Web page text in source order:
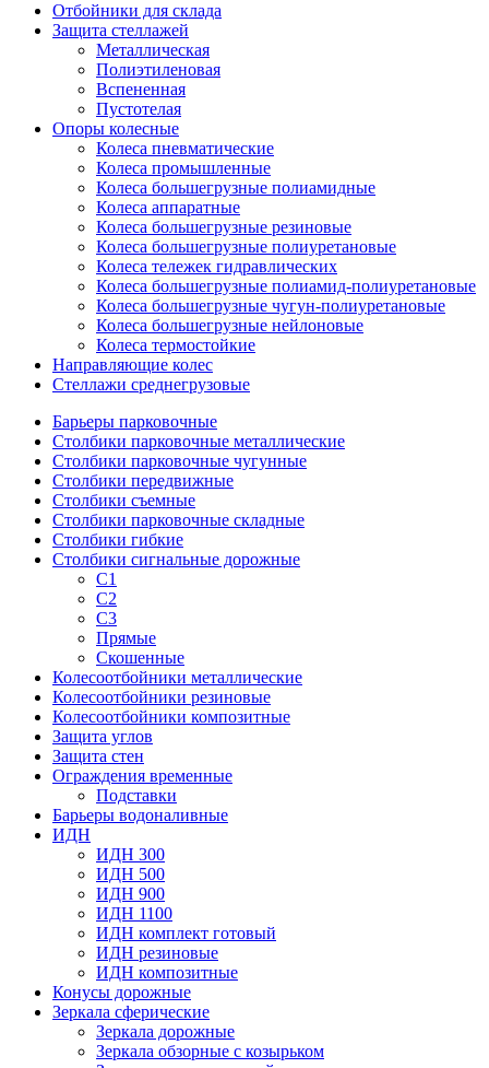
Отбойники для склада
Защита стеллажей
Металлическая
Полиэтиленовая
Вспененная
Пустотелая
Опоры колесные
Колеса пневматические
Колеса промышленные
Колеса большегрузные полиамидные
Колеса аппаратные
Колеса большегрузные резиновые
Колеса большегрузные полиуретановые
Колеса тележек гидравлических
Колеса большегрузные полиамид-полиуретановые
Колеса большегрузные чугун-полиуретановые
Колеса большегрузные нейлоновые
Колеса термостойкие
Направляющие колес
Стеллажи среднегрузовые
Барьеры парковочные
Столбики парковочные металлические
Столбики парковочные чугунные
Столбики передвижные
Столбики съемные
Столбики парковочные складные
Столбики гибкие
Столбики сигнальные дорожные
С1
С2
С3
Прямые
Скошенные
Колесоотбойники металлические
Колесоотбойники резиновые
Колесоотбойники композитные
Защита углов
Защита стен
Ограждения временные
Подставки
Барьеры водоналивные
ИДН
ИДН 300
ИДН 500
ИДН 900
ИДН 1100
ИДН комплект готовый
ИДН резиновые
ИДН композитные
Конусы дорожные
Зеркала сферические
Зеркала дорожные
Зеркала обзорные с козырьком